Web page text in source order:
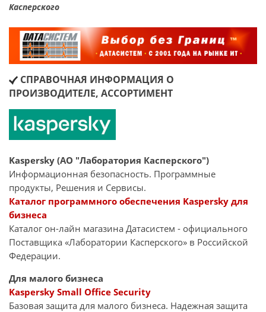
Касперского
СПРАВОЧНАЯ ИНФОРМАЦИЯ О
ПРОИЗВОДИТЕЛЕ, АССОРТИМЕНТ
Kaspersky (АО "Лаборатория Касперского")
Информационная безопасность. Программные
продукты, Решения и Сервисы.
Каталог программного обеспечения Kaspersky для
бизнеса
Каталог он-лайн магазина Датасиcтем - официального
Поставщика «Лаборатории Касперского» в Российской
Федерации.
Для малого бизнеса
Kaspersky Small Office Security
Базовая защита для малого бизнеса. Надежная защита